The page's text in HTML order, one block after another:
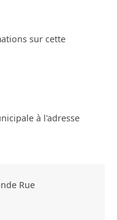
sur cette
à l'adresse
Rue